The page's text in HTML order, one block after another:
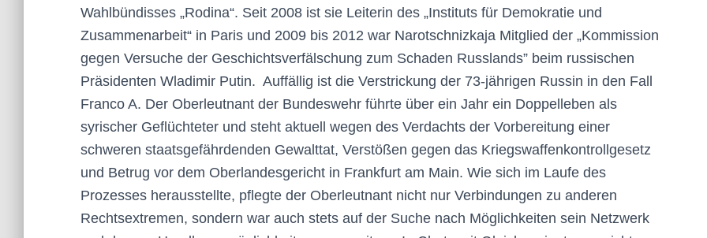
Wahlbündisses „Rodina“. Seit 2008 ist sie Leiterin des „Instituts für Demokratie und
Zusammenarbeit“ in Paris und 2009 bis 2012 war Narotschnizkaja Mitglied der „Kommission
gegen Versuche der Geschichtsverfälschung zum Schaden Russlands” beim russischen
Präsidenten Wladimir Putin. Auffällig ist die Verstrickung der 73-jährigen Russin in den Fall
Franco A. Der Oberleutnant der Bundeswehr führte über ein Jahr ein Doppelleben als
syrischer Geflüchteter und steht aktuell wegen des Verdachts der Vorbereitung einer
schweren staatsgefährdenden Gewalttat, Verstößen gegen das Kriegswaffenkontrollgesetz
und Betrug vor dem Oberlandesgericht in Frankfurt am Main. Wie sich im Laufe des
Prozesses herausstellte, pflegte der Oberleutnant nicht nur Verbindungen zu anderen
Rechtsextremen, sondern war auch stets auf der Suche nach Möglichkeiten sein Netzwerk